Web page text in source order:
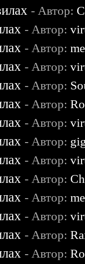
- Автор:
- Автор:
- Автор:
- Автор:
- Автор:
- Автор:
- Автор:
- Автор:
- Автор:
- Автор:
- Автор:
- Автор:
- Автор:
- Автор: